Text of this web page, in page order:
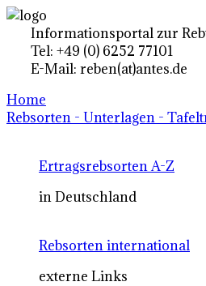
Informationsportal zur
Tel: +49 (0) 6252 77101
E-Mail: reben(at)antes.de
Home
Rebsorten - Unterlagen -
Ertragsrebsorten A-Z
in Deutschland
Rebsorten international
externe Links